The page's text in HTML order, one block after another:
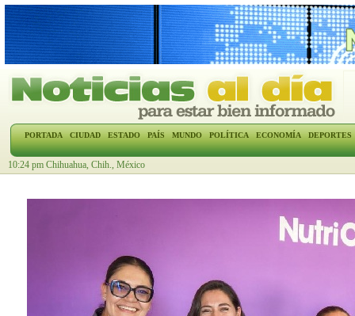
PORTADA CIUDAD ESTADO PAÍS MUNDO POLÍTICA ECONOMÍA DEPORTES
10:24 pm Chihuahua, Chih., México